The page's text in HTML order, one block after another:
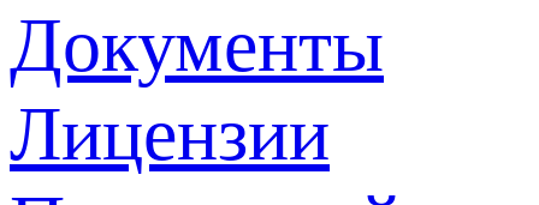
Документы
Лицензии